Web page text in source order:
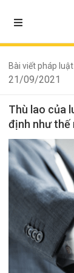
Bài viết pháp luật
21/09/2021
Thù lao của
định như thế